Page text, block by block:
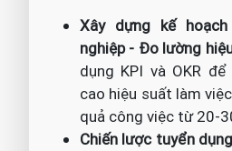
Xây dựng kế
nghiệp - Đo lường
dụng KPI và OKR
cao hiệu suất làm
quả công việc từ 20-
Chiến lược tuyển